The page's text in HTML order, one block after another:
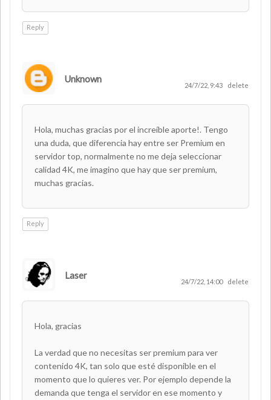
Reply
Unknown
24/7/22, 9:43 delete
Hola, muchas gracias por el increíble aporte!. Tengo
una duda, que diferencia hay entre ser Premium en
servidor top, normalmente no me deja seleccionar
calidad 4K, me imagino que hay que ser premium,
muchas gracias.
Reply
Laser
24/7/22, 14:00 delete
Hola, gracias
La verdad que no necesitas ser premium para ver
contenido 4K, tan solo que esté disponible en el
momento que lo quieres ver. Por ejemplo depende la
demanda que tenga el servidor en ese momento y